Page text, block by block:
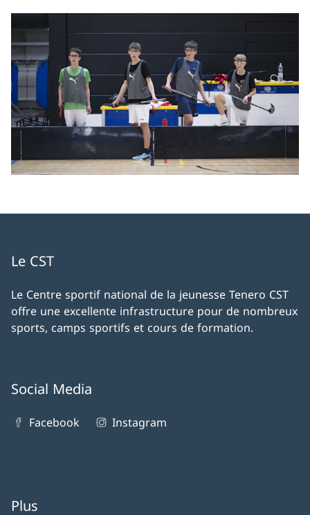
Le CST
Le Centre sportif national de la jeunesse Tenero CST
offre une excellente infrastructure pour de nombreux
sports, camps sportifs et cours de formation.
Social Media
Facebook Instagram
Plus